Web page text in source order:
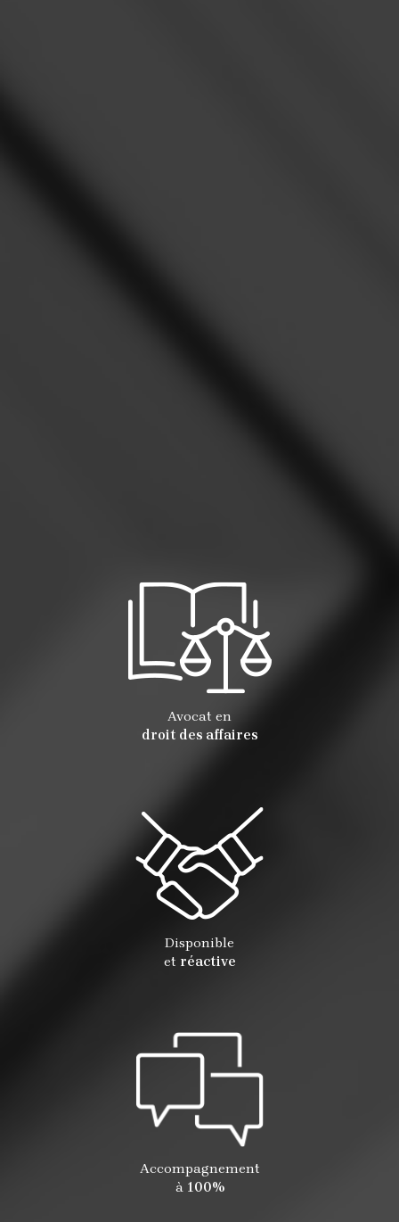
Avocat en
droit des affaires
Disponible
et réactive
Accompagnement
à 100%